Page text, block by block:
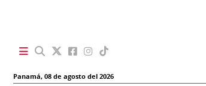
Panamá,08 de agosto del 2026